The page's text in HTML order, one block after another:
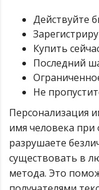
Действуйте
Купить
Последний
Не
Персонализация
имя человека
разрушаете
существовать в
метода. Это